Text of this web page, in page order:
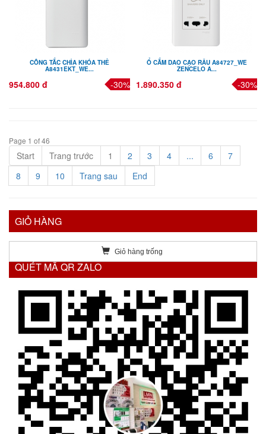
CÔNG TẮC CHÌA KHÓA THẺ
A8431EKT_WE...
954.800 đ -30%
Ổ CẮM DAO CẠO RÂU A84727_WE
ZENCELO A...
1.890.350 đ -30%
Page 1 of 46
Start Trang trước 1 2 3 4 ... 6
7
8
9 10 Trang sau End
GIỎ HÀNG
Giỏ hàng trống
QUÉT MÃ QR ZALO